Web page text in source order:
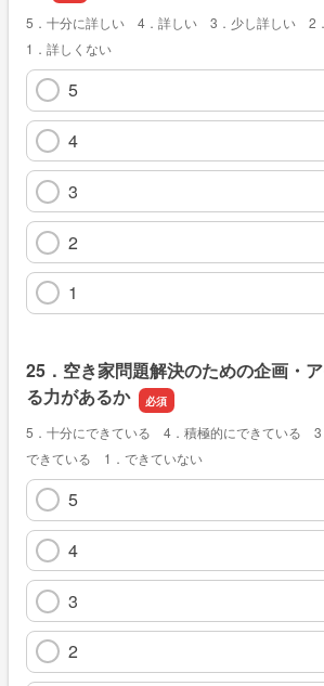
5．十分に詳しい 4．詳しい 3．少し詳しい 2
1．詳しくない
5
4
3
2
1
25．空き家問題解決のための企画・
る力があるか
5．十分にできている 4．積極的にできている
できている 1．できていない
5
4
3
2